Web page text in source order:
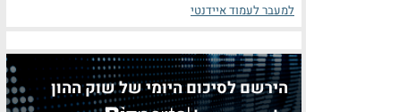
למעבר לעמוד איידנטי
הירשם לסיכום היומי של שוק ההון